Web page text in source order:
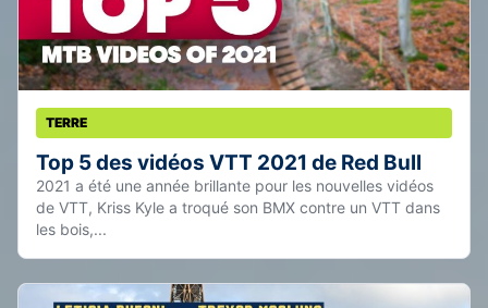
TERRE
Top 5 des vidéos VTT 2021 de Red Bull
2021 a été une année brillante pour les nouvelles vidéos
de VTT, Kriss Kyle a troqué son BMX contre un VTT dans
les bois,...